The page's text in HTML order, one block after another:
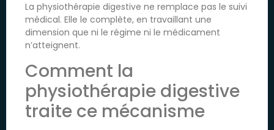
La physiothérapie digestive ne remplace pas le suivi
médical. Elle le complète, en travaillant une
dimension que ni le régime ni le médicament
n’atteignent.
Comment la
physiothérapie digestive
traite ce mécanisme